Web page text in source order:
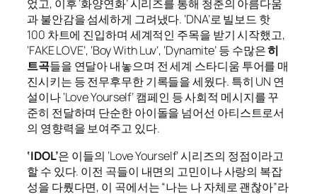
었고, 이후 ‘화양연화’ 시리즈를 통해 청춘의 아름다움
과 불안감을 섬세하게 그려냈다. ‘DNA’로 빌보드 핫
100 차트에 진입하며 세계적인 주목을 받기 시작했고,
‘FAKE LOVE’, ‘Boy With Luv’, ‘Dynamite’ 등 수많은히
트곡들을 연달아 내놓으며 전 세계 스타디움 투어를 매
진시키는 등 전무후무한 기록들을 세웠다. 특히 UN 연
설이나 ‘Love Yourself’ 캠페인 등 사회적 메시지를 꾸
준히 전달하며 단순한 아이돌을 넘어선 아티스트로서
의 영향력을 보여주고 있다.
‘IDOL’은 이들의 ‘Love Yourself’ 시리즈의 정점이라고
할 수 있다. 이전 곡들이 내면의 고민이나 사랑의 복잡
성을 다뤘다면, 이 곡에서는 “나는 나 자체로 괜찮아”라